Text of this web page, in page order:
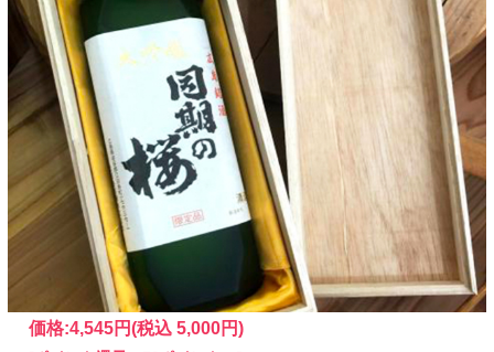
価格:4,545円(税込 5,000円)